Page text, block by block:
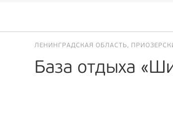
ЛЕНИНГРАДСКАЯ ОБЛАСТЬ,
База отдыха